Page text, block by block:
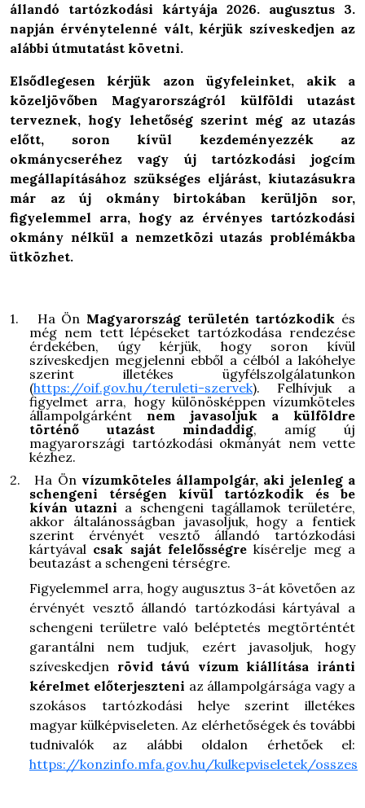
állandó tartózkodási kártyája 2026. augusztus 3.
napján érvénytelenné vált, kérjük szíveskedjen az
alábbi útmutatást követni.
Elsődlegesen kérjük azon ügyfeleinket, akik a
közeljövőben Magyarországról külföldi utazást
terveznek, hogy lehetőség szerint még az utazás
előtt, soron kívül kezdeményezzék az
okmánycseréhez vagy új tartózkodási jogcím
megállapításához szükséges eljárást, kiutazásukra
már az új okmány birtokában kerüljön sor,
figyelemmel arra, hogy az érvényes tartózkodási
okmány nélkül a nemzetközi utazás problémákba
ütközhet.
1. Ha Ön Magyarország területén tartózkodik és
még nem tett lépéseket tartózkodása rendezése
érdekében, úgy kérjük, hogy soron kívül
szíveskedjen megjelenni ebből a célból a lakóhelye
szerint illetékes ügyfélszolgálatunkon
(https://oif.gov.hu/teruleti-szervek). Felhívjuk a
figyelmet arra, hogy különösképpen vízumköteles
állampolgárként nem javasoljuk a külföldre
történő utazást mindaddig, amíg új
magyarországi tartózkodási okmányát nem vette
kézhez.
2.
Ha Ön vízumköteles állampolgár, aki jelenleg a
schengeni térségen kívül tartózkodik és be
kíván utazni a schengeni tagállamok területére,
akkor általánosságban javasoljuk, hogy a fentiek
szerint érvényét vesztő állandó tartózkodási
kártyával csak saját felelősségre kísérelje meg a
beutazást a schengeni térségre.
Figyelemmel arra, hogy augusztus 3-át követően az
érvényét vesztő állandó tartózkodási kártyával a
schengeni területre való beléptetés megtörténtét
garantálni nem tudjuk, ezért javasoljuk, hogy
szíveskedjen rövid távú vízum kiállítása iránti
kérelmet előterjeszteni az állampolgársága vagy a
szokásos tartózkodási helye szerint illetékes
magyar külképviseleten. Az elérhetőségek és további
tudnivalók az alábbi oldalon érhetőek el:
https://konzinfo.mfa.gov.hu/kulkepviseletek/osszes